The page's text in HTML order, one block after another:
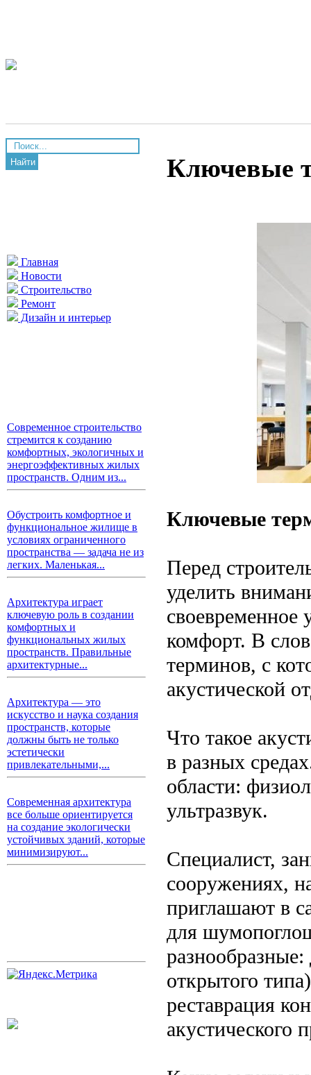
Найти
Главная
Новости
Строительство
Ремонт
Дизайн и интерьер
Современное строительство
стремится к созданию
комфортных, экологичных и
энергоэффективных жилых
пространств. Одним из...
Обустроить комфортное и
функциональное жилище в
условиях ограниченного
пространства — задача не из
легких. Маленькая...
Архитектура играет
ключевую роль в создании
комфортных и
функциональных жилых
пространств. Правильные
архитектурные...
Архитектура — это
искусство и наука создания
пространств, которые
должны быть не только
эстетически
привлекательными,...
Современная архитектура
все больше ориентируется
на создание экологически
устойчивых зданий, которые
минимизируют...
Ключевые
Ключевые
Перед
уделить
своевременное
комфорт. В
терминов, с
акустической
Что такое
в разных
области:
ультразвук.
Специалист,
сооружениях,
приглашают в
для
открытого
реставрация
акустического